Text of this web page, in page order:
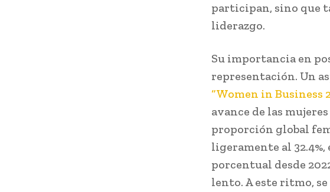
participan, sino que
liderazgo.
Su importancia en
representación. Un
“Women in Business
avance de las
proporción global
ligeramente al
porcentual desde
lento. A este ritmo, se